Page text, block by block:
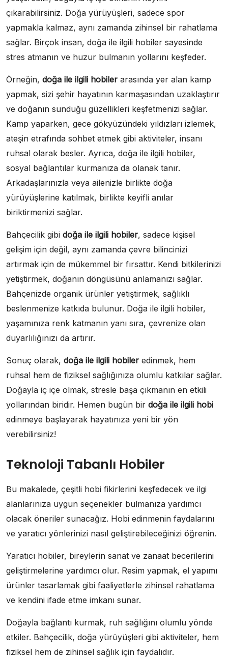
çıkarabilirsiniz. Doğa yürüyüşleri, sadece spor
yapmakla kalmaz, aynı zamanda zihinsel bir rahatlama
sağlar. Birçok insan, doğa ile ilgili hobiler sayesinde
stres atmanın ve huzur bulmanın yollarını keşfeder.
Örneğin, doğa ile ilgili hobiler arasında yer alan kamp
yapmak, sizi şehir hayatının karmaşasından uzaklaştırır
ve doğanın sunduğu güzellikleri keşfetmenizi sağlar.
Kamp yaparken, gece gökyüzündeki yıldızları izlemek,
ateşin etrafında sohbet etmek gibi aktiviteler, insanı
ruhsal olarak besler. Ayrıca, doğa ile ilgili hobiler,
sosyal bağlantılar kurmanıza da olanak tanır.
Arkadaşlarınızla veya ailenizle birlikte doğa
yürüyüşlerine katılmak, birlikte keyifli anılar
biriktirmenizi sağlar.
Bahçecilik gibi doğa ile ilgili hobiler, sadece kişisel
gelişim için değil, aynı zamanda çevre bilincinizi
artırmak için de mükemmel bir fırsattır. Kendi bitkilerinizi
yetiştirmek, doğanın döngüsünü anlamanızı sağlar.
Bahçenizde organik ürünler yetiştirmek, sağlıklı
beslenmenize katkıda bulunur. Doğa ile ilgili hobiler,
yaşamınıza renk katmanın yanı sıra, çevrenize olan
duyarlılığınızı da artırır.
Sonuç olarak, doğa ile ilgili hobiler edinmek, hem
ruhsal hem de fiziksel sağlığınıza olumlu katkılar sağlar.
Doğayla iç içe olmak, stresle başa çıkmanın en etkili
yollarından biridir. Hemen bugün bir doğa ile ilgili hobi
edinmeye başlayarak hayatınıza yeni bir yön
verebilirsiniz!
Teknoloji Tabanlı Hobiler
Bu makalede, çeşitli hobi fikirlerini keşfedecek ve ilgi
alanlarınıza uygun seçenekler bulmanıza yardımcı
olacak öneriler sunacağız. Hobi edinmenin faydalarını
ve yaratıcı yönlerinizi nasıl geliştirebileceğinizi öğrenin.
Yaratıcı hobiler, bireylerin sanat ve zanaat becerilerini
geliştirmelerine yardımcı olur. Resim yapmak, el yapımı
ürünler tasarlamak gibi faaliyetlerle zihinsel rahatlama
ve kendini ifade etme imkanı sunar.
Doğayla bağlantı kurmak, ruh sağlığını olumlu yönde
etkiler. Bahçecilik, doğa yürüyüşleri gibi aktiviteler, hem
fiziksel hem de zihinsel sağlık için faydalıdır.